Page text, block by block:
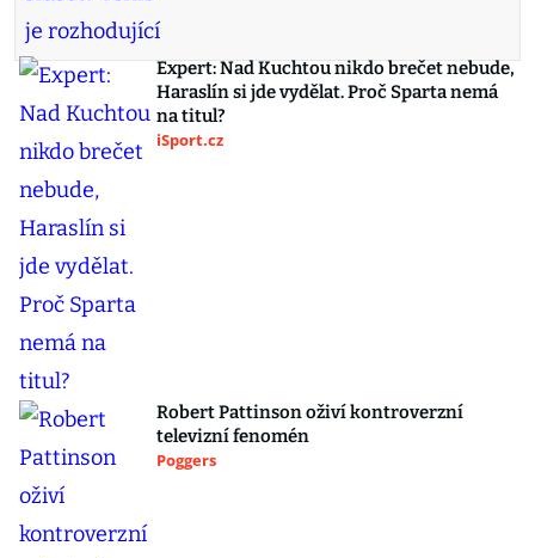
Expert: Nad Kuchtou nikdo brečet nebude,
Haraslín si jde vydělat. Proč Sparta nemá
na titul?
iSport.cz
Robert Pattinson oživí kontroverzní
televizní fenomén
Poggers